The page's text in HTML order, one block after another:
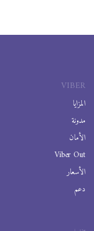
VIBER
المزايا
مدونة
الأمان
Viber Out
الأسعار
دعم